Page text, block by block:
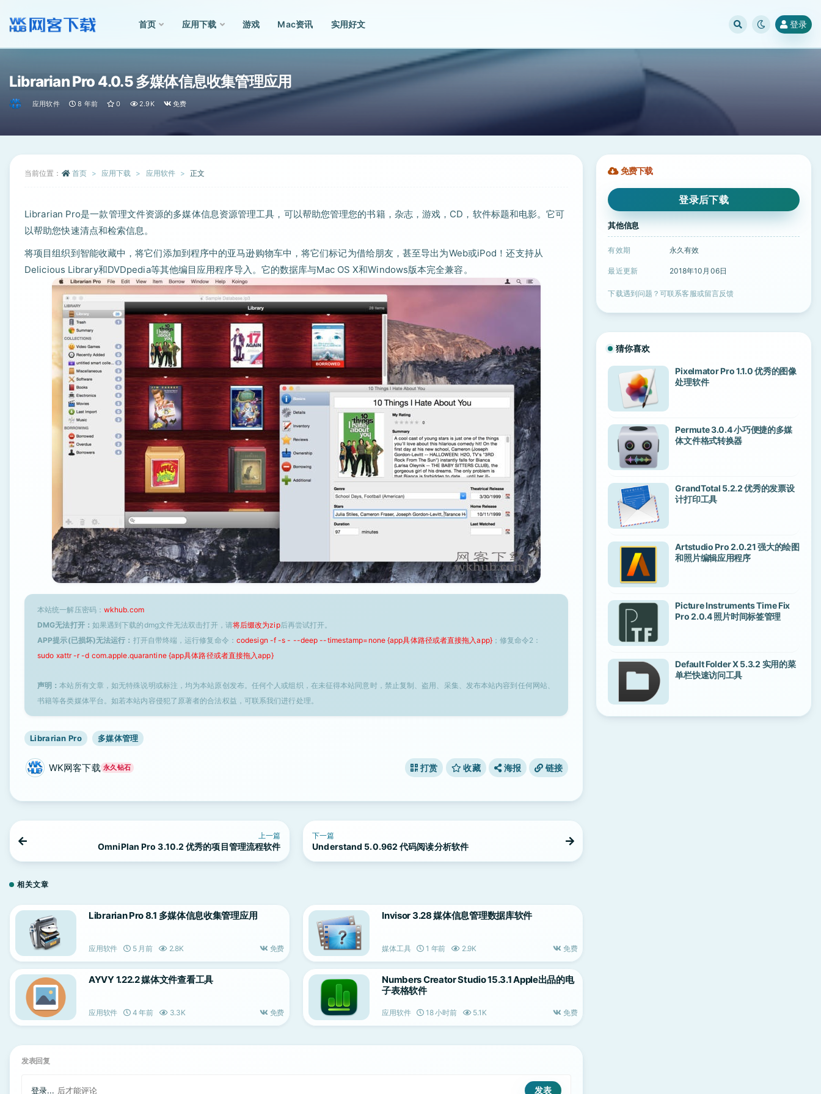
首页 应用下载 游戏 Mac资讯 实用好文 登录
Librarian Pro 4.0.5 多媒体信息收集管理应用
应用软件 8 年前 0 2.9K 免费
当前位置： 首页 应用下载 应用软件 正文
Librarian Pro是一款管理文件资源的多媒体信息资源管理工具，可以帮助您管理您的书籍，杂志，游戏，CD，软件标题和电影。它可
以帮助您快速清点和检索信息。
将项目组织到智能收藏中，将它们添加到程序中的亚马逊购物车中，将它们标记为借给朋友，甚至导出为Web或iPod！还支持从
Delicious Library和DVDpedia等其他编目应用程序导入。它的数据库与Mac OS X和Windows版本完全兼容。
本站统一解压密码： wkhub.com
DMG无法打开： 如果遇到下载的dmg文件无法双击打开，请将后缀改为zip后再尝试打开。
APP提示(已损坏)无法运行： 打开自带终端，运行修复命令： codesign -f -s - --deep --timestamp=none {app具体路径或者直接拖入app}；修复命令2：
sudo xattr -r -d com.apple.quarantine {app具体路径或者直接拖入app}
声明：本站所有文章，如无特殊说明或标注，均为本站原创发布。任何个人或组织，在未征得本站同意时，禁止复制、盗用、采集、发布本站内容到任何网站、
书籍等各类媒体平台。如若本站内容侵犯了原著者的合法权益，可联系我们进行处理。
Librarian Pro 多媒体管理
WK网客下载 永久钻石 打赏 收藏 海报 链接
上一篇
OmniPlan Pro 3.10.2 优秀的项目管理流程软件
下一篇
Understand 5.0.962 代码阅读分析软件
相关文章
Librarian Pro 8.1 多媒体信息收集管理应用
应用软件 5 月前 2.8K 免费
Invisor 3.28 媒体信息管理数据库软件
媒体工具 1 年前 2.9K 免费
AYVY 1.22.2 媒体文件查看工具
应用软件 4 年前 3.3K 免费
Numbers Creator Studio 15.3.1 Apple出品的电
子表格软件
应用软件 18 小时前 5.1K 免费
发表回复
登录... 后才能评论
免费下载
登录后下载
其他信息
有效期 永久有效
最近更新 2018年10月06日
下载遇到问题？可联系客服或留言反馈
猜你喜欢
Pixelmator Pro 1.1.0 优秀的图像
处理软件
Permute 3.0.4 小巧便捷的多媒
体文件格式转换器
GrandTotal 5.2.2 优秀的发票设
计打印工具
Artstudio Pro 2.0.21 强大的绘图
和照片编辑应用程序
Picture Instruments Time Fix
Pro 2.0.4 照片时间标签管理
Default Folder X 5.3.2 实用的菜
单栏快速访问工具